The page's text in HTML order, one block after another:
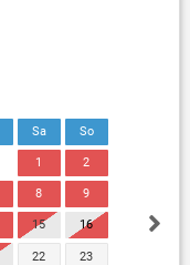
Sa So
1 2
8 9
15 16
22 23